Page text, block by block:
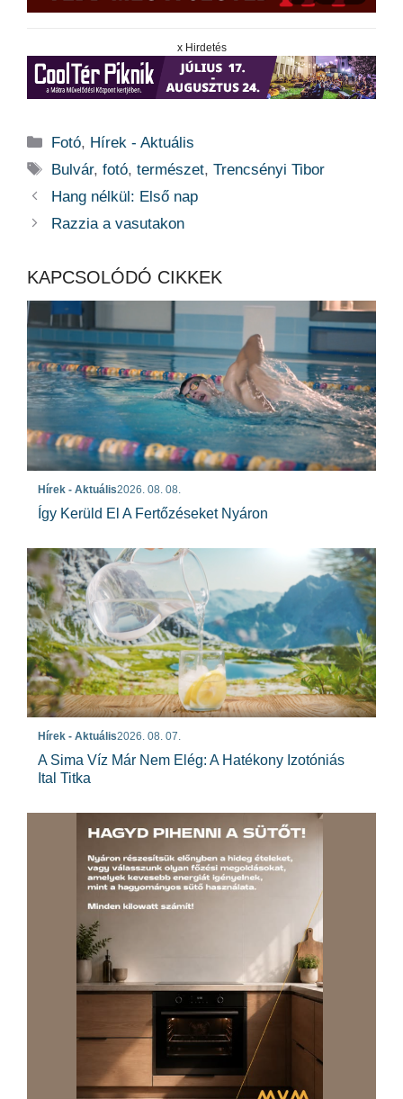
x Hirdetés
Kategória
Fotó, Hírek - Aktuális
Címkék
Bulvár,fotó,természet,Trencsényi Tibor
Hang nélkül: Első nap
Razzia a vasutakon
KAPCSOLÓDÓ CIKKEK
Hírek - Aktuális2026. 08. 08.
Így Kerüld El A Fertőzéseket Nyáron
Hírek - Aktuális2026. 08. 07.
A Sima Víz Már Nem Elég: A Hatékony Izotóniás
Ital Titka